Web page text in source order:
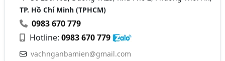
TP. Hồ Chí Minh (TPHCM)
0983 670 779
Hotline:0983 670 779
vachnganbamien@gmail.com